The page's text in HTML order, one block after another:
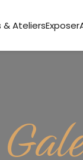
& AteliersExposer